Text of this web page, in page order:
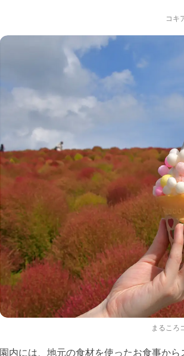
コキ
まるころ
園内には、地元の食材を使ったお食事か